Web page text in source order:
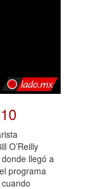
O’Reilly
llegó a
programa